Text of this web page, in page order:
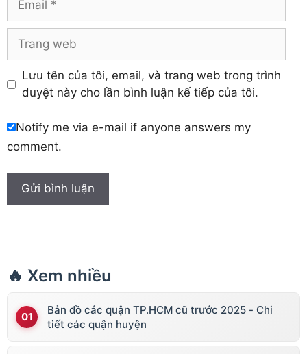
Trang
Lưu tên của tôi, email, và trang web trong trình
duyệt này cho lần bình luận kế tiếp của tôi.
Notify me via e-mail if anyone answers my
comment.
🔥 Xem nhiều
Bản đồ các quận TP.HCM cũ trước 2025 - Chi
tiết các quận huyện